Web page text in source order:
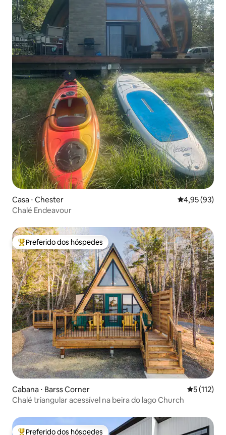
Casa ⋅ Chester 4,95 de uma
4,95 (93)
Chalé Endeavour
Entre os melhores preferidos dos hóspedes
Preferido dos hóspedes
Cabana ⋅ Barss Corner 5 de uma
5 (112)
Chalé triangular acessível na beira do lago Church
Preferido dos hóspedes